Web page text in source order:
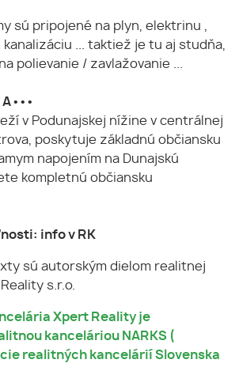
sú pripojené na plyn, elektrinu ,
... taktiež je tu aj studňa,
polievanie / zavlažovanie ...
• • •
v Podunajskej nížine v centrálnej
poskytuje základnú občiansku
napojením na Dunajskú
kompletnú občiansku
info v RK
sú autorským dielom realitnej
s.r.o.
Xpert Reality je
kanceláriou NARKS (
realitných kancelárií Slovenska